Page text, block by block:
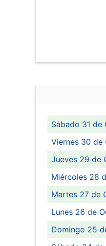
Sábado 31
Viernes 30 de
Jueves 29 de
Miércoles 28
Martes 27 de
Lunes 26 de
Domingo 25